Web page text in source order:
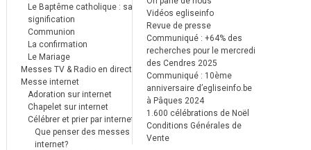
Le Baptême catholique : sa
signification
Communion
La confirmation
Le Mariage
Messes TV & Radio en direct
Messe internet
Adoration sur internet
Chapelet sur internet
Célébrer et prier par internet
Que penser des messes
internet?
Vidéos egliseinfo
Revue de presse
Communiqué : +64% des
recherches pour le mercredi
des Cendres 2025
Communiqué : 10ème
anniversaire d’egliseinfo.be
à Pâques 2024
1.600 célébrations de Noël
Conditions Générales de
Vente